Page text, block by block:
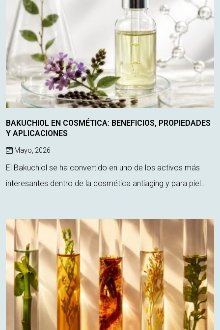
BAKUCHIOL EN COSMÉTICA: BENEFICIOS, PROPIEDADES
Y APLICACIONES
Mayo, 2026
El Bakuchiol se ha convertido en uno de los activos más
interesantes dentro de la cosmética antiaging y para piel